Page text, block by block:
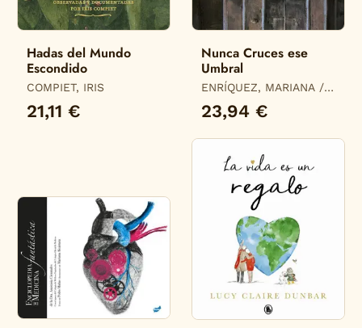
Hadas del Mundo
Escondido
COMPIET, IRIS
21,11 €
Nunca Cruces ese
Umbral
ENRÍQUEZ, MARIANA /
23,94 €